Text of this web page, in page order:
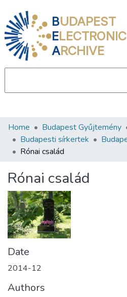
BUDAPEST
ELECTRONIC
ARCHIVE
Communities & Collections
All of DSpace
About us
Home Budapest Gyűjtemény
Budapesti sírkertek
Rónai család
Rónai család
Date
2014-12
Authors